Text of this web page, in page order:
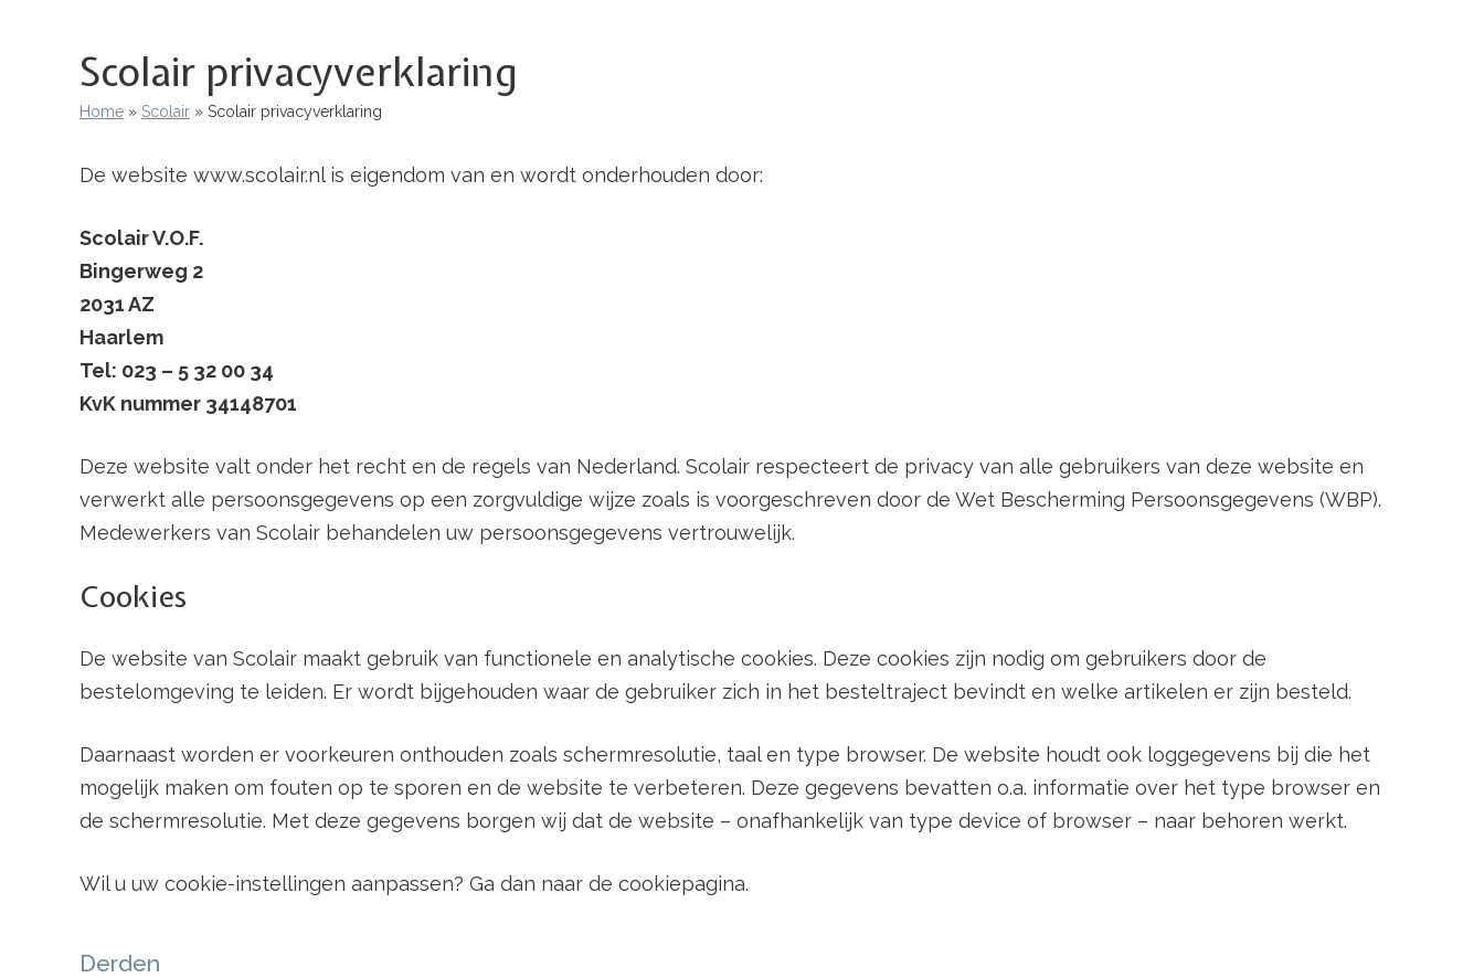
Scolair privacyverklaring
Kruimelpad
Home Scolair Scolair privacyverklaring
De website www.scolair.nl is eigendom van en wordt onderhouden door:
Scolair V.O.F.
Bingerweg 2
2031 AZ
Haarlem
Tel: 023 – 5 32 00 34
KvK nummer 34148701
Deze website valt onder het recht en de regels van Nederland. Scolair respecteert de privacy van alle gebruikers van deze website en
verwerkt alle persoonsgegevens op een zorgvuldige wijze zoals is voorgeschreven door de Wet Bescherming Persoonsgegevens (WBP).
Medewerkers van Scolair behandelen uw persoonsgegevens vertrouwelijk.
Cookies
De website van Scolair maakt gebruik van functionele en analytische cookies. Deze cookies zijn nodig om gebruikers door de
bestelomgeving te leiden. Er wordt bijgehouden waar de gebruiker zich in het besteltraject bevindt en welke artikelen er zijn besteld.
Daarnaast worden er voorkeuren onthouden zoals schermresolutie, taal en type browser. De website houdt ook loggegevens bij die het
mogelijk maken om fouten op te sporen en de website te verbeteren. Deze gegevens bevatten o.a. informatie over het type browser en
de schermresolutie. Met deze gegevens borgen wij dat de website – onafhankelijk van type device of browser – naar behoren werkt.
Wil u uw cookie-instellingen aanpassen? Ga dan naar de cookiepagina.
Derden